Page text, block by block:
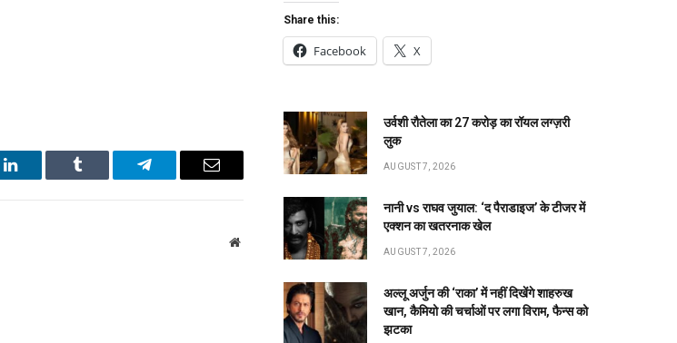
LinkedIn Tumblr Telegram Email
Website
Share this:
Facebook X
उर्वशी रौतेला का ₹27 करोड़ का रॉयल लग्ज़री
लुक
AUGUST 7, 2026
नानी vs राघव जुयाल: ‘द पैराडाइज’ के टीजर में
एक्शन का खतरनाक खेल
AUGUST 7, 2026
अल्लू अर्जुन की ‘राका’ में नहीं दिखेंगे शाहरुख
खान, कैमियो की चर्चाओं पर लगा विराम, फैन्स को
झटका